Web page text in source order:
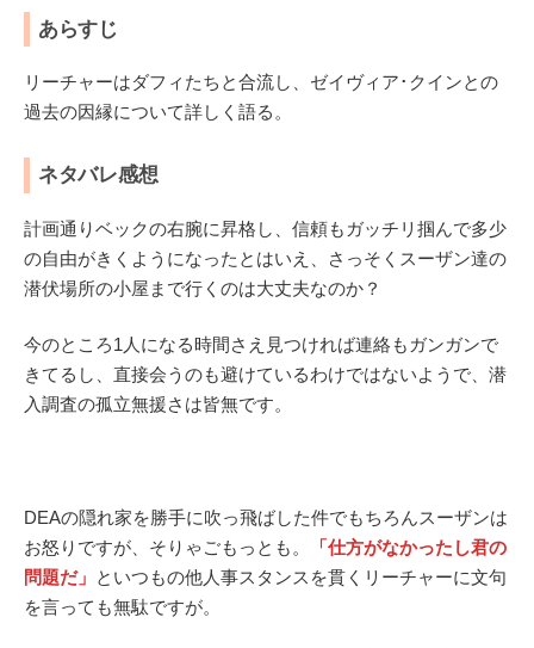
あらすじ
リーチャーはダフィたちと合流し、ゼイヴィア･クインとの
過去の因縁について詳しく語る。
ネタバレ感想
計画通りベックの右腕に昇格し、信頼もガッチリ掴んで多少
の自由がきくようになったとはいえ、さっそくスーザン達の
潜伏場所の小屋まで行くのは大丈夫なのか？
今のところ1人になる時間さえ見つければ連絡もガンガンで
きてるし、直接会うのも避けているわけではないようで、潜
入調査の孤立無援さは皆無です。
DEAの隠れ家を勝手に吹っ飛ばした件でもちろんスーザンは
お怒りですが、そりゃごもっとも。
「仕方がなかったし君の
問題だ」 といつもの他人事スタンスを貫くリーチャーに文句
を言っても無駄ですが。